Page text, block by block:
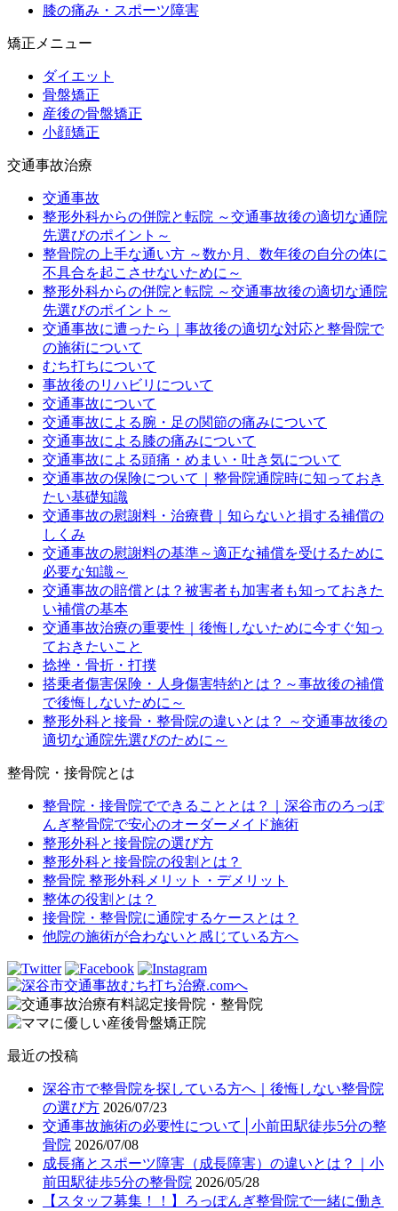
膝の痛み・スポーツ障害
矯正メニュー
ダイエット
骨盤矯正
産後の骨盤矯正
小顔矯正
交通事故治療
交通事故
整形外科からの併院と転院 ～交通事故後の適切な通院
先選びのポイント～
整骨院の上手な通い方 ～数か月、数年後の自分の体に
不具合を起こさせないために～
整形外科からの併院と転院 ～交通事故後の適切な通院
先選びのポイント～
交通事故に遭ったら｜事故後の適切な対応と整骨院で
の施術について
むち打ちについて
事故後のリハビリについて
交通事故について
交通事故による腕・足の関節の痛みについて
交通事故による膝の痛みについて
交通事故による頭痛・めまい・吐き気について
交通事故の保険について｜整骨院通院時に知っておき
たい基礎知識
交通事故の慰謝料・治療費｜知らないと損する補償の
しくみ
交通事故の慰謝料の基準～適正な補償を受けるために
必要な知識～
交通事故の賠償とは？被害者も加害者も知っておきた
い補償の基本
交通事故治療の重要性｜後悔しないために今すぐ知っ
ておきたいこと
捻挫・骨折・打撲
搭乗者傷害保険・人身傷害特約とは？～事故後の補償
で後悔しないために～
整形外科と接骨・整骨院の違いとは？ ～交通事故後の
適切な通院先選びのために～
整骨院・接骨院とは
整骨院・接骨院でできることとは？｜深谷市のろっぽ
んぎ整骨院で安心のオーダーメイド施術
整形外科と接骨院の選び方
整形外科と接骨院の役割とは？
整骨院 整形外科メリット・デメリット
整体の役割とは？
接骨院・整骨院に通院するケースとは？
他院の施術が合わないと感じている方へ
最近の投稿
深谷市で整骨院を探している方へ｜後悔しない整骨院
の選び方 2026/07/23
交通事故施術の必要性について│小前田駅徒歩5分の整
骨院 2026/07/08
成長痛とスポーツ障害（成長障害）の違いとは？｜小
前田駅徒歩5分の整骨院 2026/05/28
【スタッフ募集！！】ろっぽんぎ整骨院で一緒に働き